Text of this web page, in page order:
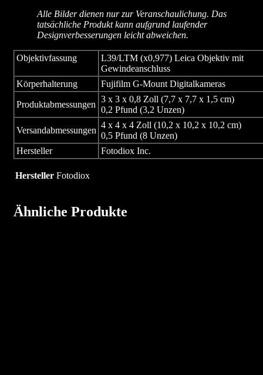
Alle Bilder dienen nur zur Veranschaulichung. Das
tatsächliche Produkt kann aufgrund laufender
Designverbesserungen leicht abweichen.
Objektivfassung
L39/LTM (x0,977) Leica Objektiv mit
Gewindeanschluss
Körperhalterung
Fujifilm G-Mount Digitalkameras
Produktabmessungen
3 x 3 x 0,8 Zoll (7,7 x 7,7 x 1,5 cm)
0,2 Pfund (3,2 Unzen)
Versandabmessungen
4 x 4 x 4 Zoll (10,2 x 10,2 x 10,2 cm)
0,5 Pfund (8 Unzen)
Hersteller
Fotodiox Inc.
Hersteller Fotodiox
Ähnliche Produkte